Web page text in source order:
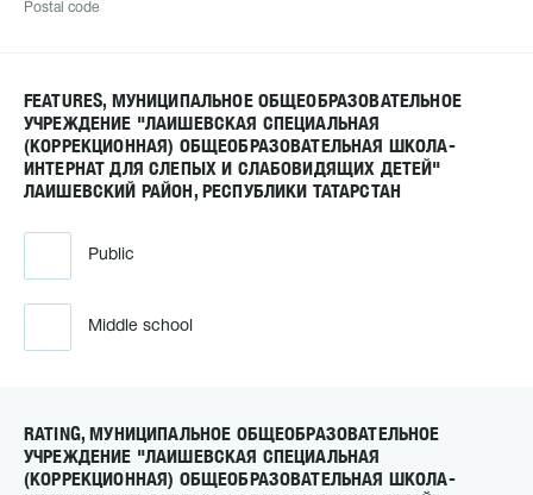
Postal code
FEATURES, МУНИЦИПАЛЬНОЕ ОБЩЕОБРАЗОВАТЕЛЬНОЕ
УЧРЕЖДЕНИЕ "ЛАИШЕВСКАЯ СПЕЦИАЛЬНАЯ
(КОРРЕКЦИОННАЯ) ОБЩЕОБРАЗОВАТЕЛЬНАЯ ШКОЛА-
ИНТЕРНАТ ДЛЯ СЛЕПЫХ И СЛАБОВИДЯЩИХ ДЕТЕЙ"
ЛАИШЕВСКИЙ РАЙОН, РЕСПУБЛИКИ ТАТАРСТАН
Public
Middle school
RATING, МУНИЦИПАЛЬНОЕ ОБЩЕОБРАЗОВАТЕЛЬНОЕ
УЧРЕЖДЕНИЕ "ЛАИШЕВСКАЯ СПЕЦИАЛЬНАЯ
(КОРРЕКЦИОННАЯ) ОБЩЕОБРАЗОВАТЕЛЬНАЯ ШКОЛА-